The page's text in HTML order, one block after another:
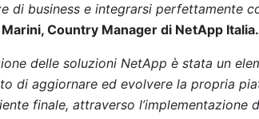
di business e integrarsi perfettamente
Country Manager di NetApp Italia.
delle soluzioni NetApp è stata un
di aggiornare ed evolvere la propria
finale, attraverso